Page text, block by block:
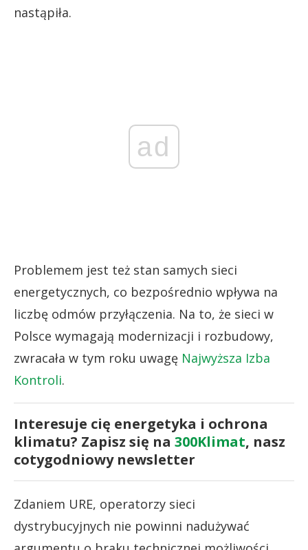
nastąpiła.
ad
Problemem jest też stan samych sieci
energetycznych, co bezpośrednio wpływa na
liczbę odmów przyłączenia. Na to, że sieci w
Polsce wymagają modernizacji i rozbudowy,
zwracała w tym roku uwagę Najwyższa Izba
Kontroli.
Interesuje cię energetyka i ochrona
klimatu? Zapisz się na 300Klimat, nasz
cotygodniowy newsletter
Zdaniem URE, operatorzy sieci
dystrybucyjnych nie powinni nadużywać